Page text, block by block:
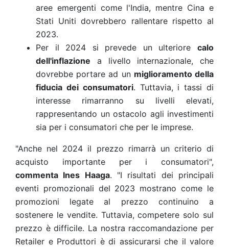
aree emergenti come l'India, mentre Cina e
Stati Uniti dovrebbero rallentare rispetto al
2023.
Per il 2024 si prevede un ulteriore calo
dell'inflazione a livello internazionale, che
dovrebbe portare ad un miglioramento della
fiducia dei consumatori. Tuttavia, i tassi di
interesse rimarranno su livelli elevati,
rappresentando un ostacolo agli investimenti
sia per i consumatori che per le imprese.
"Anche nel 2024 il prezzo rimarrà un criterio di
acquisto importante per i consumatori",
commenta Ines Haaga. "I risultati dei principali
eventi promozionali del 2023 mostrano come le
promozioni legate al prezzo continuino a
sostenere le vendite. Tuttavia, competere solo sul
prezzo è difficile. La nostra raccomandazione per
Retailer e Produttori è di assicurarsi che il valore